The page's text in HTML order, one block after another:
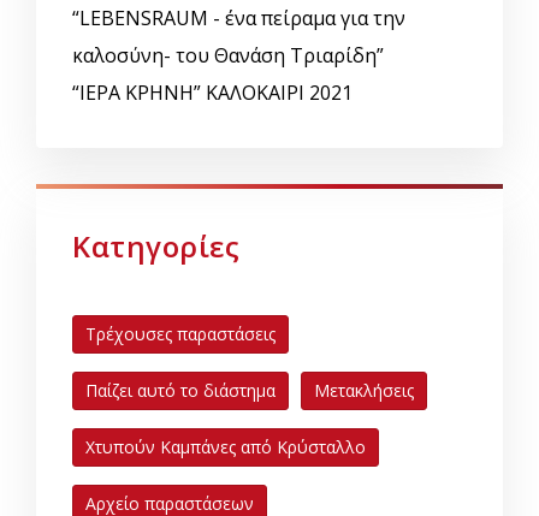
“LEBENSRAUM - ένα πείραμα για την
καλοσύνη- του Θανάση Τριαρίδη”
“ΙΕΡΑ ΚΡΗΝΗ” ΚΑΛΟΚΑΙΡΙ 2021
Κατηγορίες
Τρέχουσες παραστάσεις
Παίζει αυτό το διάστημα Μετακλήσεις
Χτυπούν Καμπάνες από Κρύσταλλο
Αρχείο παραστάσεων